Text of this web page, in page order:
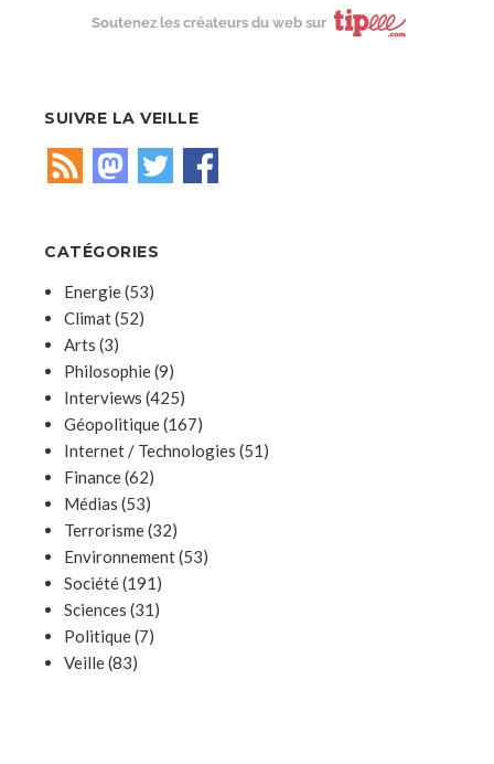
Soutenez les créateurs du web sur
SUIVRE LA VEILLE
CATÉGORIES
Energie(53)
Climat(52)
Arts (3)
Philosophie(9)
Interviews (425)
Géopolitique(167)
Internet / Technologies (51)
Finance(62)
Médias (53)
Terrorisme(32)
Environnement(53)
Société(191)
Sciences (31)
Politique(7)
Veille(83)